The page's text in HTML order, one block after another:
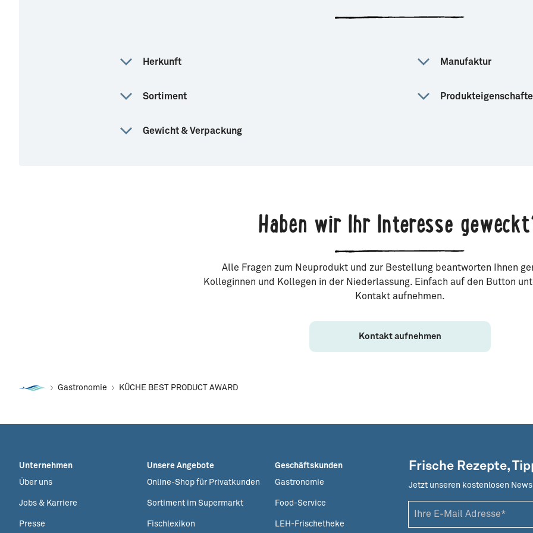
Herkunft Manufaktur
Sortiment
Gewicht & Verpackung
Haben wir Ihr Interesse
Alle Fragen zum Neuprodukt und zur Bestellung beantworten Ihnen
Kolleginnen und Kollegen in der Niederlassung. Einfach auf den Button
Kontakt aufnehmen.
Kontakt aufnehmen
Gastronomie KÜCHE BEST PRODUCT AWARD
Unternehmen
Über uns
Jobs & Karriere
Presse
Unsere Angebote
Online-Shop für Privatkunden
Sortiment im Supermarkt
Fischlexikon
Geschäftskunden
Gastronomie
Food-Service
LEH-Frischetheke
Frische Rezepte,
Jetzt unseren kostenlosen